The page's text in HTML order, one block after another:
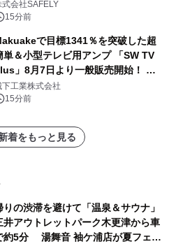
存在、70.8％が知らなかった――
式会社SAFELY
15分前
で目標1341％を突破した超
単＆小型テレビ用アンプ 「SW TV
」8月7日より一般販売開始！ ケ
ブル1本つなぐだけ、テレビの音が
っと豊かに
下工業株式会社
15分前
着をもっと見る
りの渋滞を避けて「温泉＆サウナ」
井アウトレットパーク木更津から車
約5分 湯舞音 袖ケ浦店が夏フェア